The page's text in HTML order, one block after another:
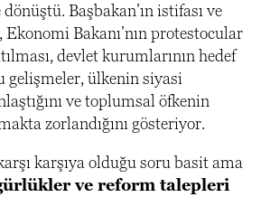
Başbakan’ın istifası ve
Ekonomi Bakanı’nın protestocular
devlet kurumlarının hedef
gelişmeler, ülkenin siyasi
ve toplumsal öfkenin
zorlandığını gösteriyor.
karşıya olduğu soru basit ama
ve reform talepleri